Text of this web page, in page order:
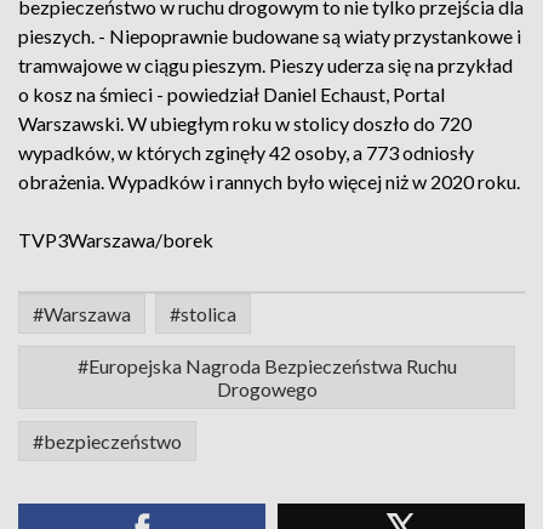
bezpieczeństwo w ruchu drogowym to nie tylko przejścia dla
pieszych. - Niepoprawnie budowane są wiaty przystankowe i
tramwajowe w ciągu pieszym. Pieszy uderza się na przykład
o kosz na śmieci - powiedział Daniel Echaust, Portal
Warszawski. W ubiegłym roku w stolicy doszło do 720
wypadków, w których zginęły 42 osoby, a 773 odniosły
obrażenia. Wypadków i rannych było więcej niż w 2020 roku.
TVP3Warszawa/borek
#Warszawa #stolica
#Europejska Nagroda Bezpieczeństwa Ruchu
Drogowego
#bezpieczeństwo